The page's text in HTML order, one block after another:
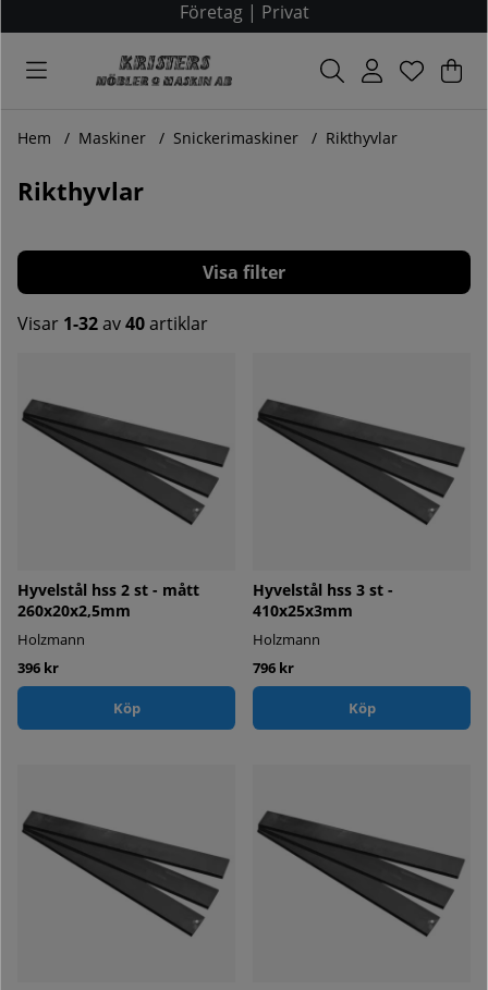
Företag| Privat
.
Hem Maskiner Snickerimaskiner Rikthyvlar
Rikthyvlar
Filtrera
Visar 1-32av40artiklar
Hyvelstål hss 2 st - mått
260x20x2,5mm
Holzmann
396 kr
Köp
Hyvelstål hss 3 st -
410x25x3mm
Holzmann
796 kr
Köp